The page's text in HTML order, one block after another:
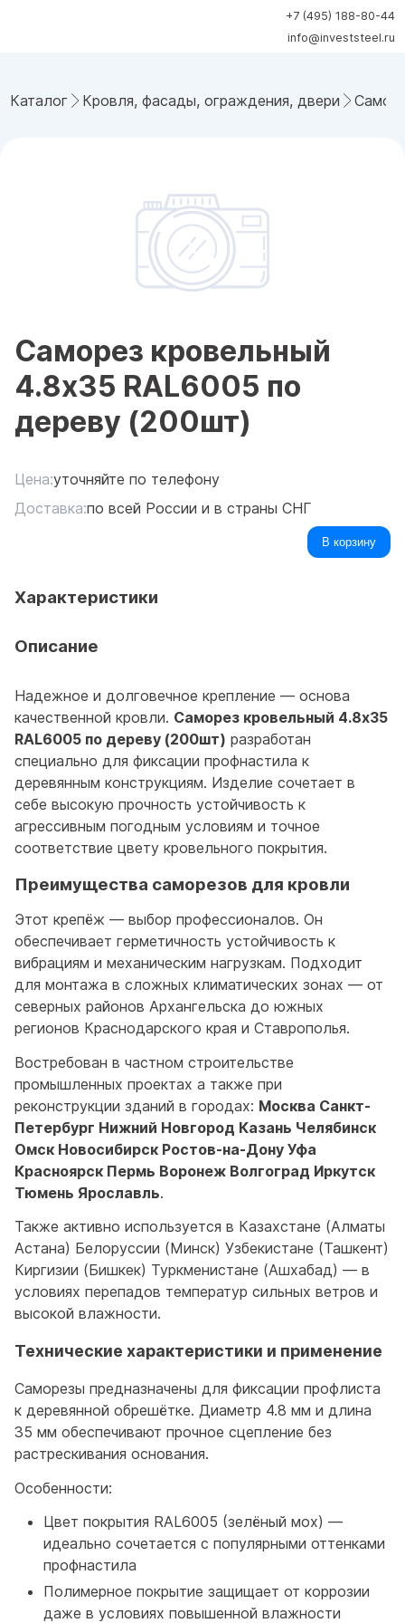
+7 (495) 188-80-44
info@investsteel.ru
Каталог Кровля, фасады, ограждения, двери
Саморез кровельный
4.8x35 RAL6005 по
дереву (200шт)
Цена:уточняйте по телефону
Доставка:по всей России и в страны СНГ
В корзину
Характеристики
Описание
Надежное и долговечное крепление — основа
качественной кровли. Саморез кровельный 4.8x35
RAL6005 по дереву (200шт) разработан
специально для фиксации профнастила к
деревянным конструкциям. Изделие сочетает в
себе высокую прочность устойчивость к
агрессивным погодным условиям и точное
соответствие цвету кровельного покрытия.
Преимущества саморезов для кровли
Этот крепёж — выбор профессионалов. Он
обеспечивает герметичность устойчивость к
вибрациям и механическим нагрузкам. Подходит
для монтажа в сложных климатических зонах — от
северных районов Архангельска до южных
регионов Краснодарского края и Ставрополья.
Востребован в частном строительстве
промышленных проектах а также при
реконструкции зданий в городах: Москва Санкт-
Петербург Нижний Новгород Казань Челябинск
Омск Новосибирск Ростов-на-Дону Уфа
Красноярск Пермь Воронеж Волгоград Иркутск
Тюмень Ярославль.
Также активно используется в Казахстане (Алматы
Астана) Белоруссии (Минск) Узбекистане (Ташкент)
Киргизии (Бишкек) Туркменистане (Ашхабад) — в
условиях перепадов температур сильных ветров и
высокой влажности.
Технические характеристики и применение
Саморезы предназначены для фиксации профлиста
к деревянной обрешётке. Диаметр 4.8 мм и длина
35 мм обеспечивают прочное сцепление без
растрескивания основания.
Особенности:
Цвет покрытия RAL6005 (зелёный мох) —
идеально сочетается с популярными оттенками
профнастила
Полимерное покрытие защищает от коррозии
даже в условиях повышенной влажности